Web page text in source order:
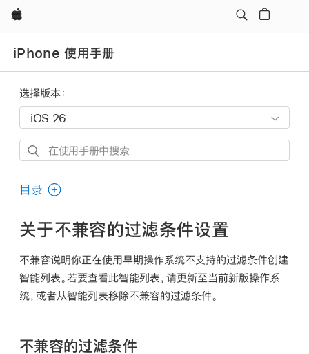
Apple
iPhone 使用手册
选择版本：
在
用
册
中
搜
索
目录
关于不兼容的过滤条件设置
不兼容说明你正在使用早期操作系统不支持的过滤条件创建
智能列表。若要查看此智能列表，请更新至当前新版操作系
统，或者从智能列表移除不兼容的过滤条件。
不兼容的过滤条件